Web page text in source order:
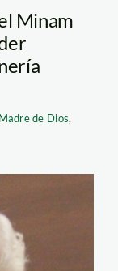
Minam
de Dios,